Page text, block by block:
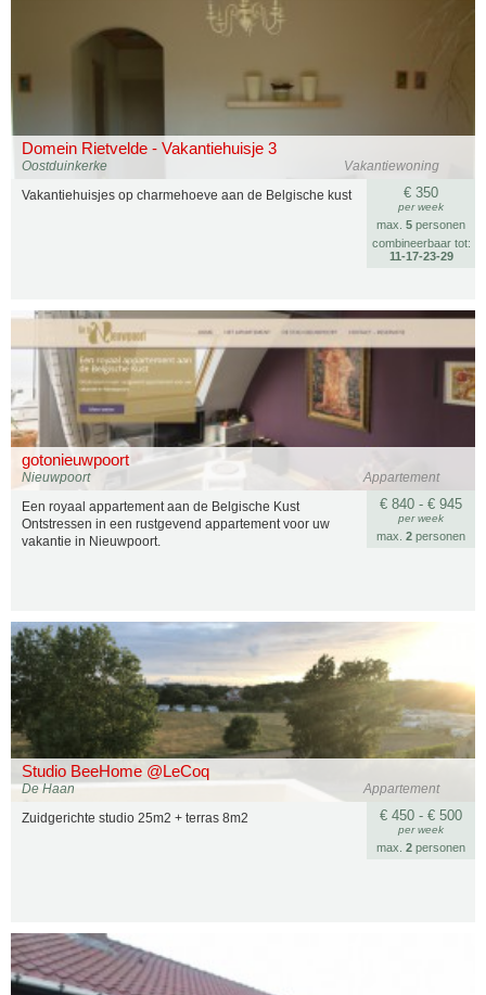
Domein Rietvelde - Vakantiehuisje 3
Vakantiewoning
Oostduinkerke
€ 350
per week
max. 5 personen
combineerbaar tot:
11‑17‑23‑29
Vakantiehuisjes op charmehoeve aan de Belgische kust
gotonieuwpoort
Appartement
Nieuwpoort
€ 840 - € 945
per week
max. 2 personen
Een royaal appartement aan de Belgische Kust
Ontstressen in een rustgevend appartement voor uw
vakantie in Nieuwpoort.
Studio BeeHome @LeCoq
Appartement
De Haan
€ 450 - € 500
per week
max. 2 personen
Zuidgerichte studio 25m2 + terras 8m2